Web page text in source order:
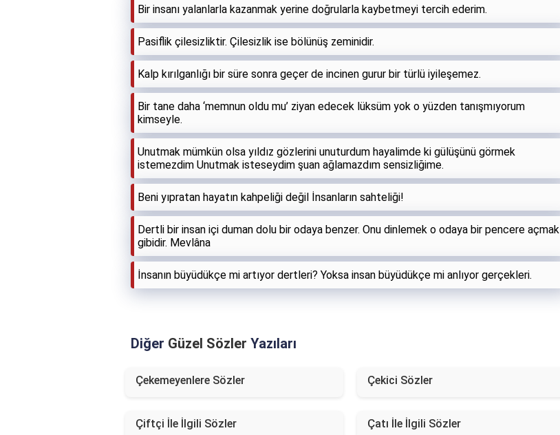
Bir insanı yalanlarla kazanmak yerine doğrularla kaybetmeyi tercih ederim.
Pasiflik çilesizliktir. Çilesizlik ise bölünüş zeminidir.
Kalp kırılganlığı bir süre sonra geçer de incinen gurur bir türlü iyileşemez.
Bir tane daha ‘memnun oldu mu’ ziyan edecek lüksüm yok o yüzden tanışmıyorum
kimseyle.
Unutmak mümkün olsa yıldız gözlerini unuturdum hayalimde ki gülüşünü görmek
istemezdim Unutmak isteseydim şuan ağlamazdım sensizliğime.
Beni yıpratan hayatın kahpeliği değil İnsanların sahteliği!
Dertli bir insan içi duman dolu bir odaya benzer. Onu dinlemek o odaya bir pencere açmak
gibidir. Mevlâna
İnsanın büyüdükçe mi artıyor dertleri? Yoksa insan büyüdükçe mi anlıyor gerçekleri.
Diğer Güzel Sözler Yazıları
Çekemeyenlere Sözler Çekici Sözler
Çiftçi İle İlgili Sözler Çatı İle İlgili Sözler